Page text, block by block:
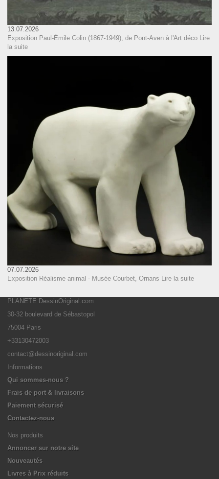
13.07.2026
Exposition Paul-Émile Colin (1867-1949), de Pont-Aven à l'Art déco Lire
la suite
07.07.2026
Exposition Réalisme animal - Musée Courbet, Ornans Lire la suite
PLANETE DessinOriginal.com
30-32 boulevard de Sébastopol
75004 Paris
+33130472003
contact@dessinoriginal.com
Informations
Qui sommes-nous ?
Frais de port & livraisons
Paiement sécurisé
Contactez-nous
Nos produits
Annoncer sur notre site
Nouveautés
Livres à Prix réduits